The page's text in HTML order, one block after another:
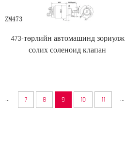
473-төрлийн автомашинд зориулж
солих соленоид клапан
... 7 8 9 10 11 ...